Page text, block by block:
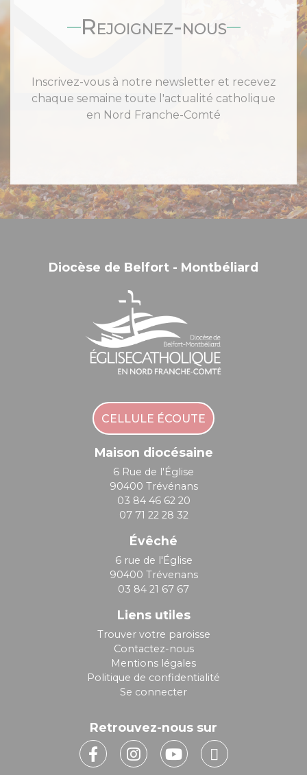
Rejoignez-nous
Inscrivez-vous à notre newsletter et recevez
chaque semaine toute l'actualité catholique
en Nord Franche-Comté
Diocèse de Belfort - Montbéliard
CELLULE ÉCOUTE
Maison diocésaine
6 Rue de l'Église
90400 Trévénans
03 84 46 62 20
07 71 22 28 32
Évêché
6 rue de l'Église
90400 Trévenans
03 84 21 67 67
Liens utiles
Trouver votre paroisse
Contactez-nous
Mentions légales
Politique de confidentialité
Se connecter
Retrouvez-nous sur